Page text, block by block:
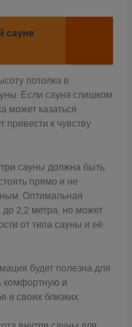
сауне
потолка в
Если сауна слишком
может казаться
привести к чувству
сауны должна быть
прямо и не
Оптимальная
до 2,2 метра, но может
от типа сауны и её
будет полезна для
комфортную и
и своих близких.